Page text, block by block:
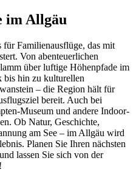
im Allgäu
für Familienausflüge, das mit
Von abenteuerlichen
über luftige Höhenpfade im
bis hin zu kulturellen
– die Region hält für
bereit. Auch bei
Museum und andere Indoor-
Ob Natur, Geschichte,
am See – im Allgäu wird
Planen Sie Ihren nächsten
lassen Sie sich von der